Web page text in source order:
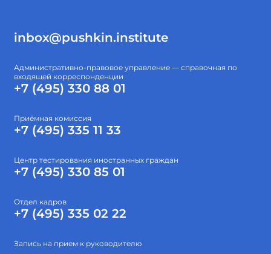
inbox@pushkin.institute
Административно-правовое управление — справочная по
входящей корреспонденции
+7 (495) 330 88 01
Приёмная комиссия
+7 (495) 335 11 33
Центр тестирования иностранных граждан
+7 (495) 330 85 01
Отдел кадров
+7 (495) 335 02 22
Запись на прием к руководителю